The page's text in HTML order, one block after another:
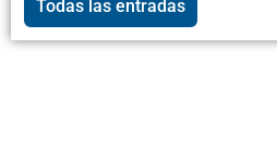
Todas las entradas